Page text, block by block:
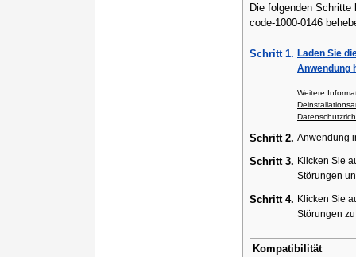
Die folgenden Schritte
code-1000-0146
Schritt 1. Laden Sie
Anwendung
Weitere
Schritt 2. Anwendung
Schritt 3. Klicken Sie
Störungen
Schritt 4. Klicken Sie
Störungen
Kompatibilität